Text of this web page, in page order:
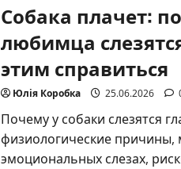
и
особенности
Собака плачет:
любимца
этим справиться
Юлія Коробка 25.06.2026
Почему у собаки слезятся
физиологические
эмоциональных слезах,